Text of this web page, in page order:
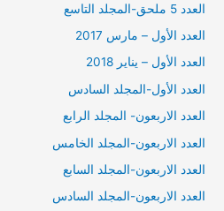
العدد 5 ملحق-المجلد التاسع
العدد الأول – مارس 2017
العدد الأول – يناير 2018
العدد الأول-المجلد السادس
العدد الاربعون- المجلد الرابع
العدد الاربعون-المجلد الخامس
العدد الاربعون-المجلد السابع
العدد الاربعون-المجلد السادس